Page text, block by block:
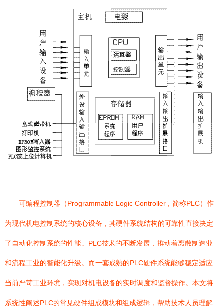
可编程控制器（Programmable Logic Controller，简称PLC）作
为现代机电控制系统的核心设备，其硬件系统结构的可靠性直接决定
了自动化控制系统的性能。PLC技术的不断发展，推动着离散制造业
和流程工业的智能化升级。而一套成熟的PLC硬件系统能够稳定适应
当前严苛工业环境，实现对机电设备的实时调度和监督操作。本文将
系统性阐述PLC的常见硬件组成模块和组成逻辑，帮助技术人员理解